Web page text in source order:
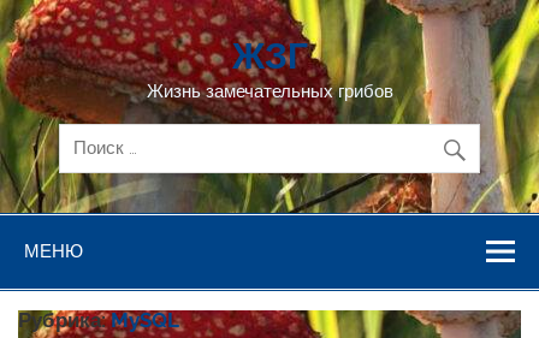
Перейти
к
содержимому
ЖЗГ
Жизнь замечательных грибов
МЕНЮ
Рубрика:MySQL